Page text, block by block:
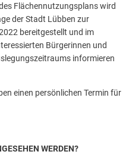
Flächennutzungsplans wird
der Stadt Lübben zur
bereitgestellt und im
Bürgerinnen und
informieren
einen persönlichen Termin für
WERDEN?